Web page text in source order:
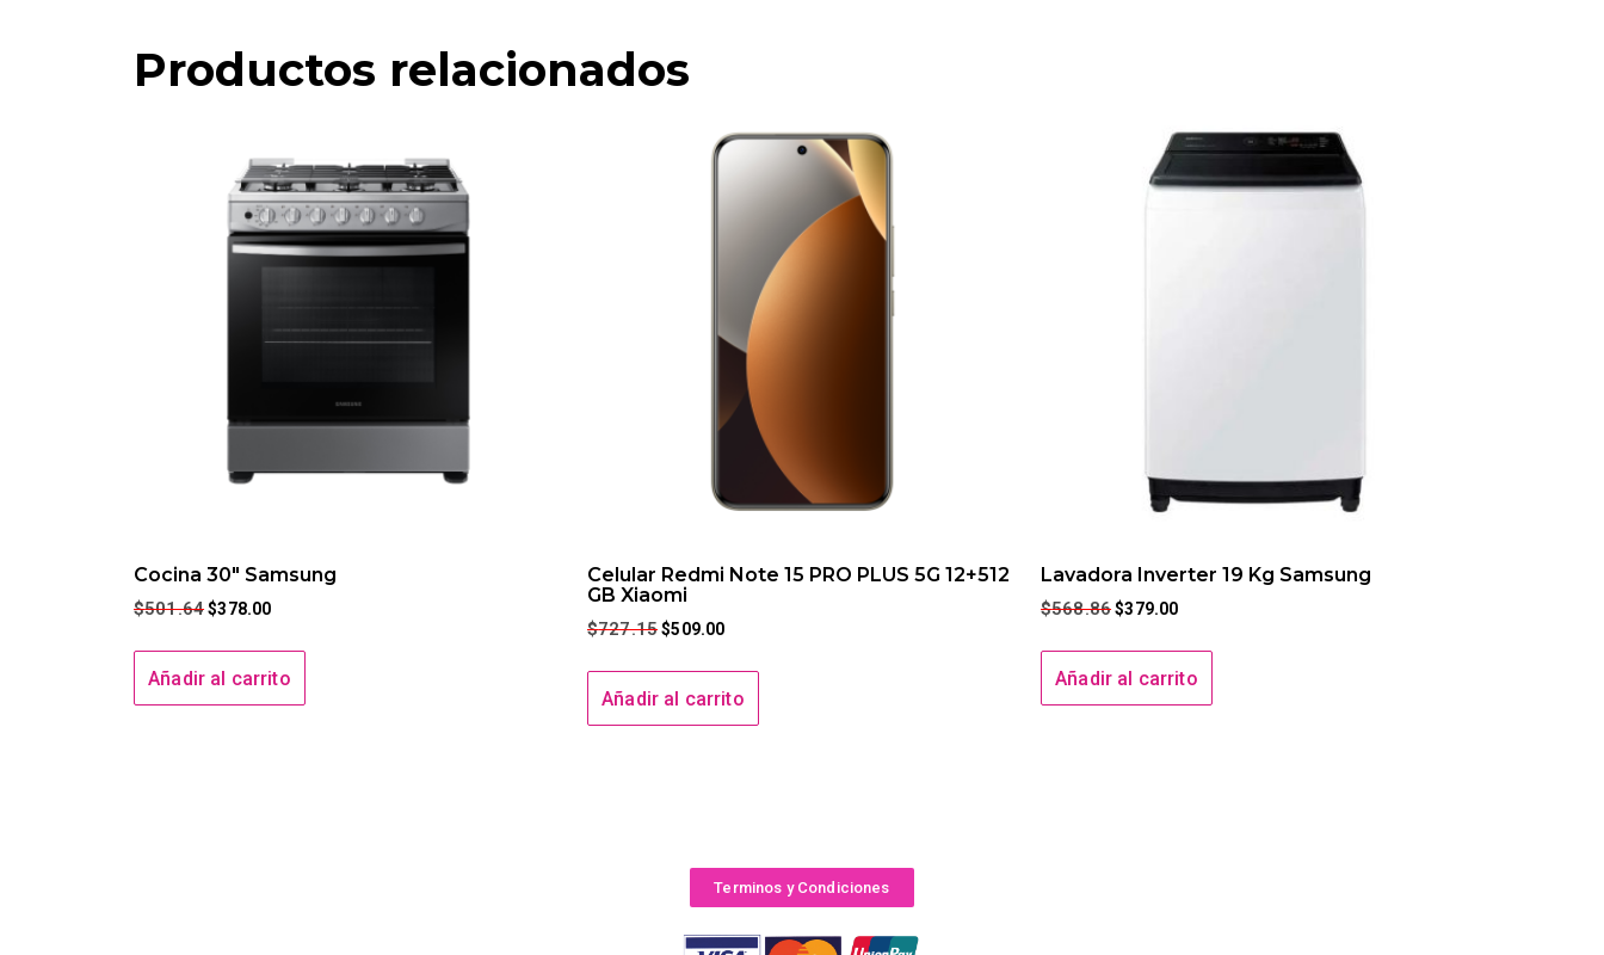
Productos relacionados
Cocina 30″ Samsung
$501.64 $378.00
Añadir al carrito
Celular Redmi Note 15 PRO PLUS 5G 12+512
GB Xiaomi
$727.15 $509.00
Añadir al carrito
Lavadora Inverter 19 Kg Samsung
$568.86 $379.00
Añadir al carrito
Terminos y Condiciones